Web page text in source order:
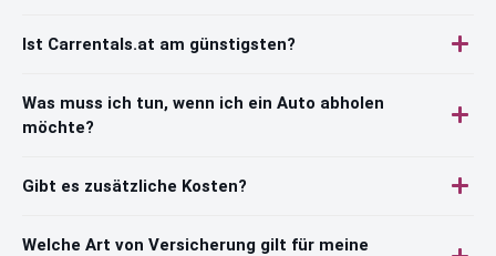
Ist Carrentals.at am günstigsten?
Was muss ich tun, wenn ich ein Auto abholen
möchte?
Gibt es zusätzliche Kosten?
Welche Art von Versicherung gilt für meine